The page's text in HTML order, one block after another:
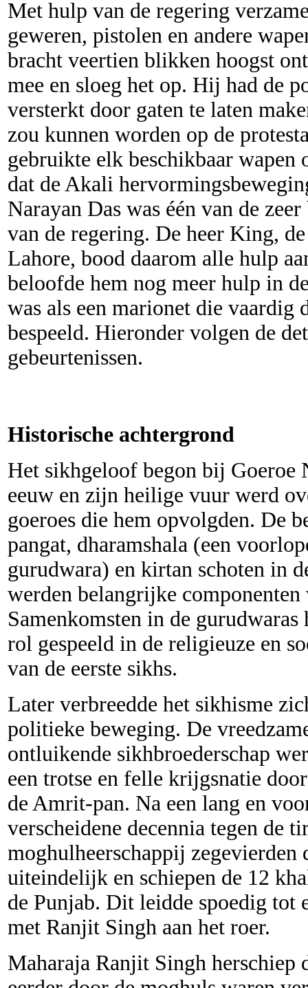
Met hulp van de regering
geweren, pistolen en andere
bracht veertien blikken hoogst
mee en sloeg het op. Hij had de
versterkt door gaten te laten
zou kunnen worden op de
gebruikte elk beschikbaar wapen
dat de Akali
Narayan Das was één van de
van de regering. De heer King,
Lahore, bood daarom alle hulp
beloofde hem nog meer hulp in
was als een marionet die vaardig
bespeeld. Hieronder volgen de
gebeurtenissen.
Historische achtergrond
Het sikhgeloof begon bij Goeroe
eeuw en zijn heilige vuur werd
goeroes die hem opvolgden. De
pangat, dharamshala (een
gurudwara) en kirtan schoten in
werden belangrijke
Samenkomsten in de
rol gespeeld in de religieuze en
van de eerste sikhs.
Later verbreedde het sikhisme
politieke beweging. De
ontluikende sikhbroederschap
een trotse en felle krijgsnatie
de Amrit-pan. Na een lang en
verscheidene decennia tegen de
moghulheerschappij zegevierden
uiteindelijk en schiepen de 12
de Punjab. Dit leidde spoedig tot
met Ranjit Singh aan het roer.
Maharaja Ranjit Singh herschiep